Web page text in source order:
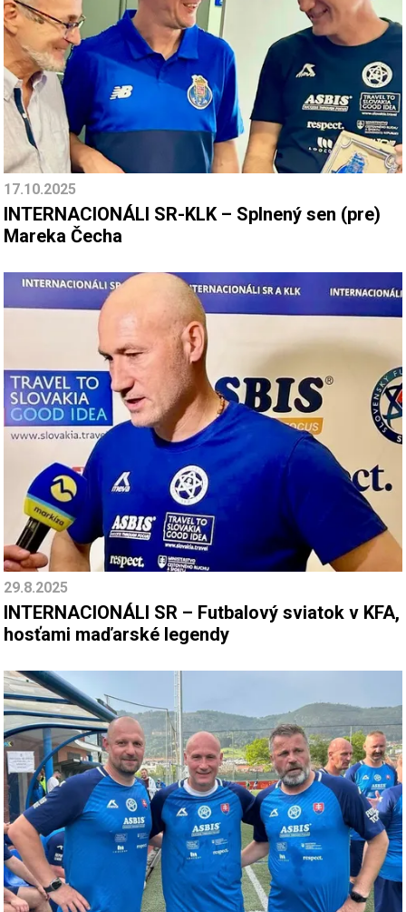
17.10.2025
INTERNACIONÁLI SR-KLK – Splnený sen (pre)
Mareka Čecha
29.8.2025
INTERNACIONÁLI SR – Futbalový sviatok v KFA,
hosťami maďarské legendy